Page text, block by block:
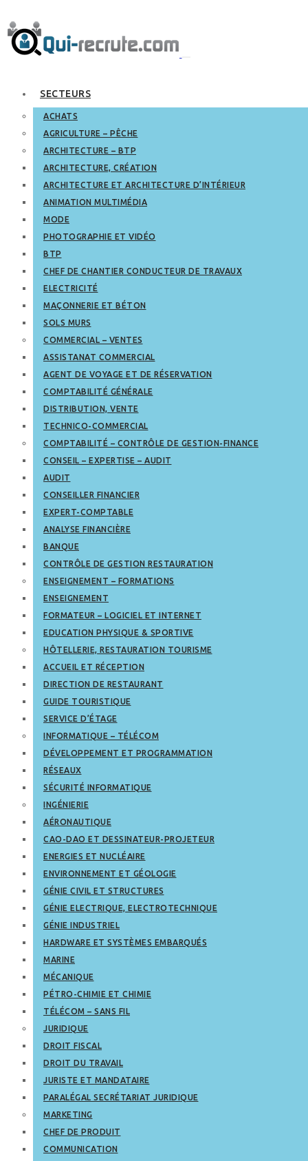
SECTEURS
ACHATS
AGRICULTURE – PÊCHE
ARCHITECTURE – BTP
ARCHITECTURE, CRÉATION
ARCHITECTURE ET ARCHITECTURE D’INTÉRIEUR
ANIMATION MULTIMÉDIA
MODE
PHOTOGRAPHIE ET VIDÉO
BTP
CHEF DE CHANTIER CONDUCTEUR DE TRAVAUX
ELECTRICITÉ
MAÇONNERIE ET BÉTON
SOLS MURS
COMMERCIAL – VENTES
ASSISTANAT COMMERCIAL
AGENT DE VOYAGE ET DE RÉSERVATION
COMPTABILITÉ GÉNÉRALE
DISTRIBUTION, VENTE
TECHNICO-COMMERCIAL
COMPTABILITÉ – CONTRÔLE DE GESTION-FINANCE
CONSEIL – EXPERTISE – AUDIT
AUDIT
CONSEILLER FINANCIER
EXPERT-COMPTABLE
ANALYSE FINANCIÈRE
BANQUE
CONTRÔLE DE GESTION RESTAURATION
ENSEIGNEMENT – FORMATIONS
ENSEIGNEMENT
FORMATEUR – LOGICIEL ET INTERNET
EDUCATION PHYSIQUE & SPORTIVE
HÔTELLERIE, RESTAURATION TOURISME
ACCUEIL ET RÉCEPTION
DIRECTION DE RESTAURANT
GUIDE TOURISTIQUE
SERVICE D’ÉTAGE
INFORMATIQUE – TÉLÉCOM
DÉVELOPPEMENT ET PROGRAMMATION
RÉSEAUX
SÉCURITÉ INFORMATIQUE
INGÉNIERIE
AÉRONAUTIQUE
CAO-DAO ET DESSINATEUR-PROJETEUR
ENERGIES ET NUCLÉAIRE
ENVIRONNEMENT ET GÉOLOGIE
GÉNIE CIVIL ET STRUCTURES
GÉNIE ELECTRIQUE, ELECTROTECHNIQUE
GÉNIE INDUSTRIEL
HARDWARE ET SYSTÈMES EMBARQUÉS
MARINE
MÉCANIQUE
PÉTRO-CHIMIE ET CHIMIE
TÉLÉCOM – SANS FIL
JURIDIQUE
DROIT FISCAL
DROIT DU TRAVAIL
JURISTE ET MANDATAIRE
PARALÉGAL SECRÉTARIAT JURIDIQUE
MARKETING
CHEF DE PRODUIT
COMMUNICATION